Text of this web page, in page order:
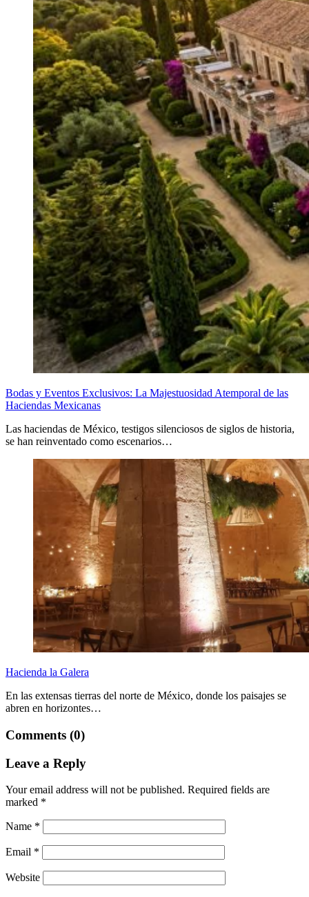
Bodas y Eventos Exclusivos: La Majestuosidad Atemporal de las
Haciendas Mexicanas
Las haciendas de México, testigos silenciosos de siglos de historia,
se han reinventado como escenarios…
Hacienda la Galera
En las extensas tierras del norte de México, donde los paisajes se
abren en horizontes…
Comments (0)
Leave a Reply
Your email address will not be published. Required fields are
marked *
Name *
Email *
Website